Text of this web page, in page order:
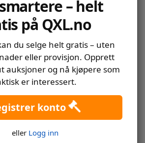
1980
– helt
på QXL.no
du selge helt gratis – uten
eller provisjon. Opprett
auksjoner og nå kjøpere som
er interessert.
konto
eller Logg inn